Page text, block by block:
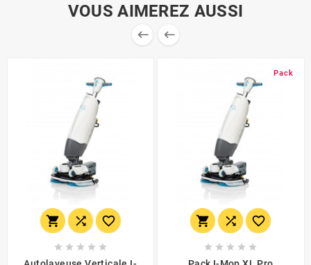
VOUS AIMEREZ AUSSI
 
  
    
Pack
  
    